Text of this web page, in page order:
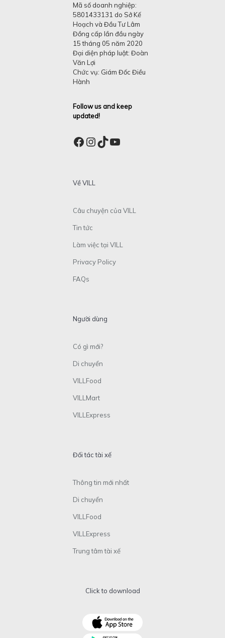
Mã số doanh nghiệp:
5801433131 do Sở Kế
Hoạch và Đầu Tư Lâm
Đồng cấp lần đầu ngày
15 tháng 05 năm 2020
Đại diện pháp luật: Đoàn
Văn Lợi
Chức vụ: Giám Đốc Điều
Hành
Follow us and keep
updated!
Facebook
Instagram
TikTok
YouTube
Về VILL
Câu chuyện của VILL
Tin tức
Làm việc tại VILL
Privacy Policy
FAQs
Người dùng
Có gì mới?
Di chuyển
VILLFood
VILLMart
VILLExpress
Đối tác tài xế
Thông tin mới nhất
Di chuyển
VILLFood
VILLExpress
Trung tâm tài xế
Click to download